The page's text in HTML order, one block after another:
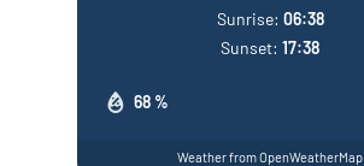
68 %
Sunrise: 06:38
Sunset: 17:38
Weather from OpenWeatherMap